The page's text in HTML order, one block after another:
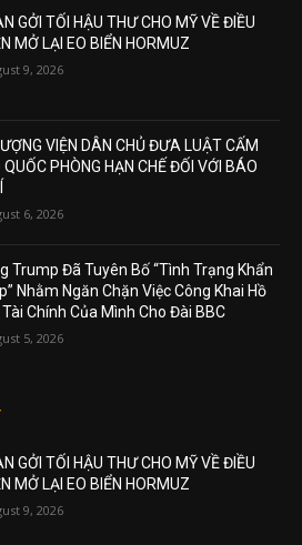
GỞI TỐI HẬU THƯ CHO MỸ VỀ ĐIỀU
MỞ LẠI EO BIỂN HORMUZ
9, 2026
VIỆN DÂN CHỦ ĐƯA LUẬT CẤM
QUỐC PHÒNG HẠN CHẾ ĐỐI VỚI BÁO
6, 2026
Trump Đã Tuyên Bố “Tình Trạng Khẩn
Nhằm Ngăn Chặn Việc Công Khai Hồ
Chính Của Mình Cho Đài BBC
5, 2026
GỞI TỐI HẬU THƯ CHO MỸ VỀ ĐIỀU
MỞ LẠI EO BIỂN HORMUZ
9, 2026